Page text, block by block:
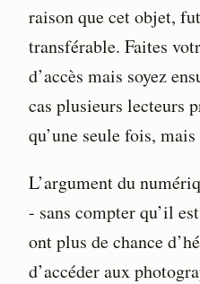
raison que cet objet,
transférable. Faites
d’accès mais soyez
cas plusieurs lecteurs
qu’une seule fois,
L’argument du
- sans compter qu’il
ont plus de chance
d’accéder aux